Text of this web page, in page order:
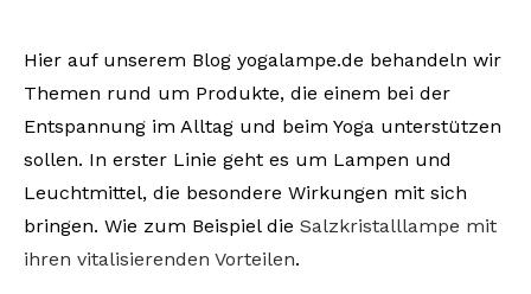
Hier auf unserem Blog yogalampe.de behandeln wir
Themen rund um Produkte, die einem bei der
Entspannung im Alltag und beim Yoga unterstützen
sollen. In erster Linie geht es um Lampen und
Leuchtmittel, die besondere Wirkungen mit sich
bringen. Wie zum Beispiel die Salzkristalllampe mit
ihren vitalisierenden Vorteilen.